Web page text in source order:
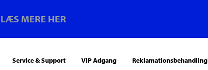
LÆS MERE HER
Service & Support VIP Adgang Reklamationsbehandling